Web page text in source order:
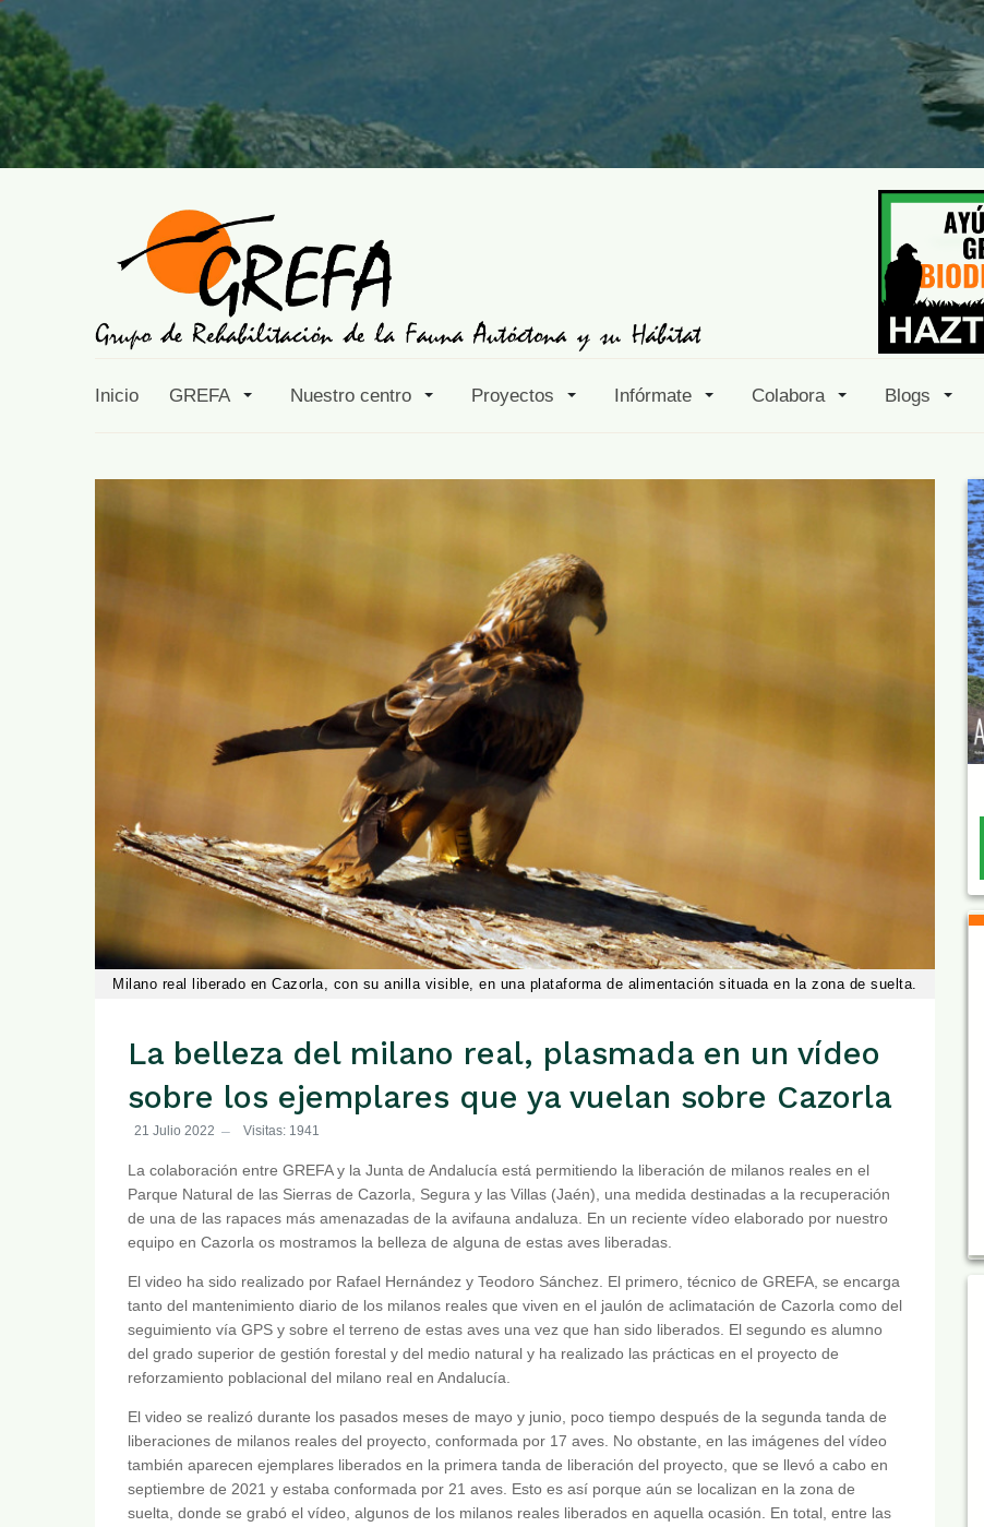
Inicio GREFA Nuestro centro Proyectos Infórmate Colabora Blogs
Milano real liberado en Cazorla, con su anilla visible, en una plataforma de alimentación situada en la zona de suelta.
La belleza del milano real, plasmada en un vídeo
sobre los ejemplares que ya vuelan sobre Cazorla
21 Julio 2022 Visitas: 1941
La colaboración entre GREFA y la Junta de Andalucía está permitiendo la liberación de milanos reales en el
Parque Natural de las Sierras de Cazorla, Segura y las Villas (Jaén), una medida destinadas a la recuperación
de una de las rapaces más amenazadas de la avifauna andaluza. En un reciente vídeo elaborado por nuestro
equipo en Cazorla os mostramos la belleza de alguna de estas aves liberadas.
El video ha sido realizado por Rafael Hernández y Teodoro Sánchez. El primero, técnico de GREFA, se encarga
tanto del mantenimiento diario de los milanos reales que viven en el jaulón de aclimatación de Cazorla como del
seguimiento vía GPS y sobre el terreno de estas aves una vez que han sido liberados. El segundo es alumno
del grado superior de gestión forestal y del medio natural y ha realizado las prácticas en el proyecto de
reforzamiento poblacional del milano real en Andalucía.
El video se realizó durante los pasados meses de mayo y junio, poco tiempo después de la segunda tanda de
liberaciones de milanos reales del proyecto, conformada por 17 aves. No obstante, en las imágenes del vídeo
también aparecen ejemplares liberados en la primera tanda de liberación del proyecto, que se llevó a cabo en
septiembre de 2021 y estaba conformada por 21 aves. Esto es así porque aún se localizan en la zona de
suelta, donde se grabó el vídeo, algunos de los milanos reales liberados en aquella ocasión. En total, entre las